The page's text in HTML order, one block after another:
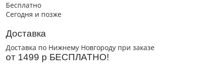
Бесплатно
Сегодня и позже
Доставка
Доставка по Нижнему Новгороду при заказе
от 1499 р БЕСПЛАТНО!